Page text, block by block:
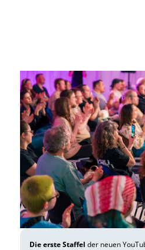
Die erste Staffel der neuen